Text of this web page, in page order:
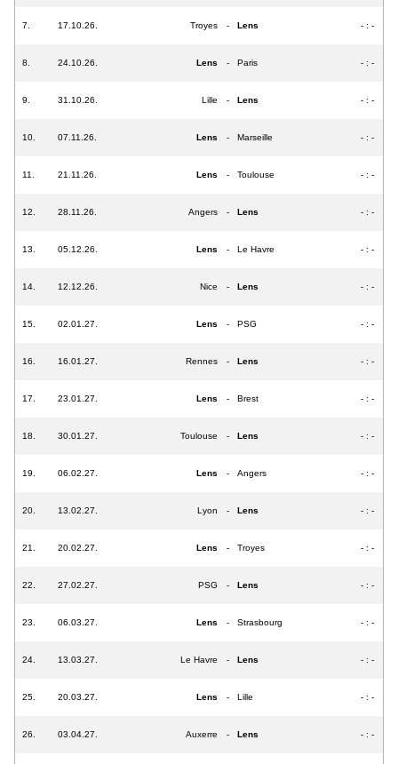
7. 17.10.26. Troyes - Lens - : -
8. 24.10.26. Lens - Paris - : -
9. 31.10.26. Lille - Lens - : -
10. 07.11.26. Lens - Marseille - : -
11. 21.11.26. Lens - Toulouse - : -
12. 28.11.26. Angers - Lens - : -
13. 05.12.26. Lens - Le Havre - : -
14. 12.12.26. Nice - Lens - : -
15. 02.01.27. Lens - PSG - : -
16. 16.01.27. Rennes - Lens - : -
17. 23.01.27. Lens - Brest - : -
18. 30.01.27. Toulouse - Lens - : -
19. 06.02.27. Lens - Angers - : -
20. 13.02.27. Lyon - Lens - : -
21. 20.02.27. Lens - Troyes - : -
22. 27.02.27. PSG - Lens - : -
23. 06.03.27. Lens - Strasbourg - : -
24. 13.03.27. Le Havre - Lens - : -
25. 20.03.27. Lens - Lille - : -
26. 03.04.27. Auxerre - Lens - : -